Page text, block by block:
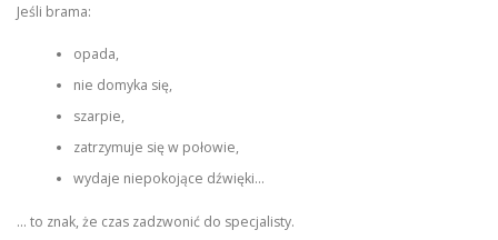
Jeśli brama:
opada,
nie domyka się,
szarpie,
zatrzymuje się w połowie,
wydaje niepokojące dźwięki…
… to znak, że czas zadzwonić do specjalisty.